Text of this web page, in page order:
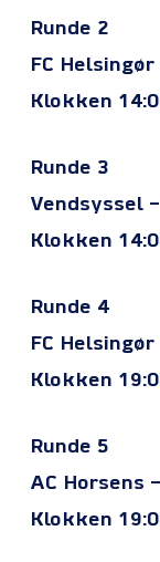
Runde 2
FC
Klokken
Runde 3
Vendsyssel
Klokken
Runde 4
FC
Klokken
Runde 5
AC Horsens
Klokken